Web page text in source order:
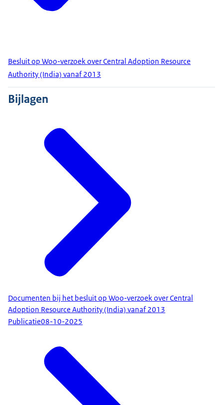
Besluit op Woo-verzoek over Central Adoption Resource
Authority (India) vanaf 2013
Bijlagen
Documenten bij het besluit op Woo-verzoek over Central
Adoption Resource Authority (India) vanaf 2013
Publicatie08-10-2025